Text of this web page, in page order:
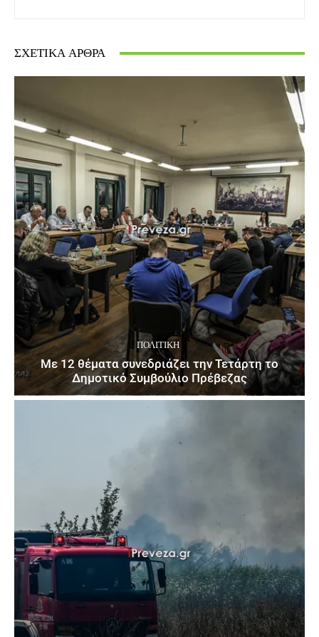
ΣΧΕΤΙΚΆ ΆΡΘΡΑ
ΠΟΛΙΤΙΚΉ
Με 12 θέματα συνεδριάζει την Τετάρτη το
Δημοτικό Συμβούλιο Πρέβεζας